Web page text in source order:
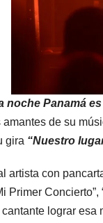
noche Panamá
de su
gira “Nuestro
artista con
Primer
lograr